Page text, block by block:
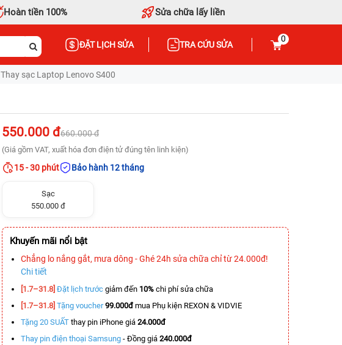
Hoàn tiền 100% Sửa chữa lấy liền
ĐẶT LỊCH SỬA TRA CỨU SỬA
0
Thay sạc Laptop Lenovo S400
550.000 đ660.000 đ
(Giá gồm VAT, xuất hóa đơn điện tử đúng tên linh kiện)
15 - 30 phút Bảo hành 12 tháng
Sạc
550.000 đ
Khuyến mãi nổi bật
Chẳng lo nắng gắt, mưa dông - Ghé 24h sửa chữa chỉ từ 24.000đ!
Chi tiết
[1.7–31.8] Đặt lịch trước giảm đến 10% chi phí sửa chữa
[1.7–31.8] Tặng voucher 99.000đmua Phụ kiện REXON & VIDVIE
Tặng 20 SUẤT thay pin iPhone giá 24.000đ
Thay pin điện thoại Samsung - Đồng giá 240.000đ